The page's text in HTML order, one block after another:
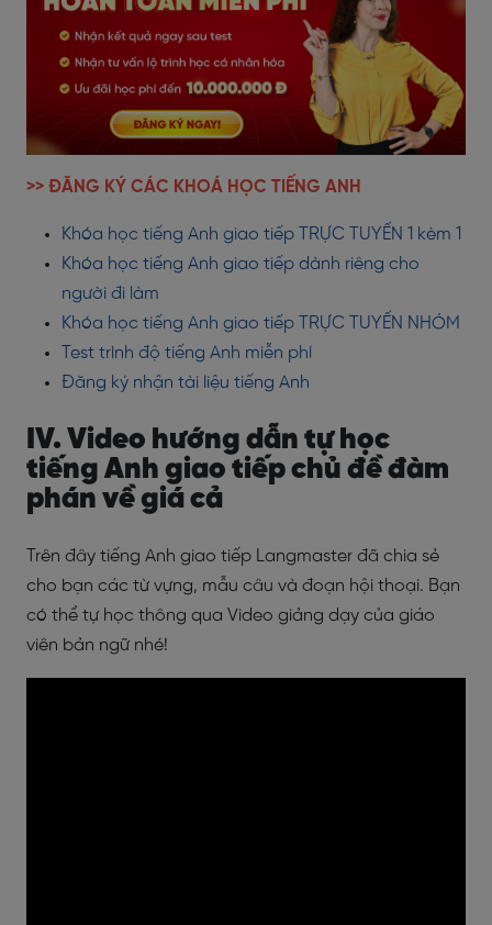
>> ĐĂNG KÝ CÁC KHOÁ HỌC TIẾNG ANH
Khóa học tiếng Anh giao tiếp TRỰC TUYẾN 1 kèm 1
Khóa học tiếng Anh giao tiếp dành riêng cho
người đi làm
Khóa học tiếng Anh giao tiếp TRỰC TUYẾN NHÓM
Test trình độ tiếng Anh miễn phí
Đăng ký nhận tài liệu tiếng Anh
IV. Video hướng dẫn tự học
tiếng Anh giao tiếp chủ đề đàm
phán về giá cả
Trên đây tiếng Anh giao tiếp Langmaster đã chia sẻ
cho bạn các từ vựng, mẫu câu và đoạn hội thoại. Bạn
có thể tự học thông qua Video giảng dạy của giáo
viên bản ngữ nhé!